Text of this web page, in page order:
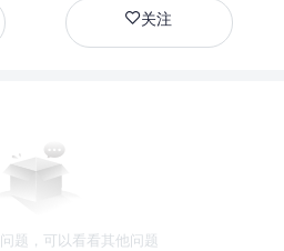
关注
题，可以看看其他问题